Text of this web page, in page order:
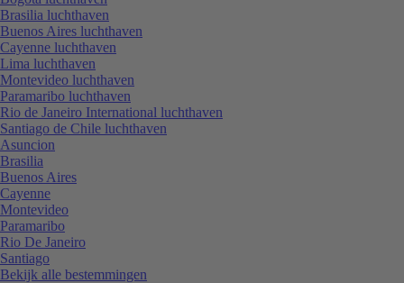
Brasilia luchthaven
Buenos Aires luchthaven
Cayenne luchthaven
Lima luchthaven
Montevideo luchthaven
Paramaribo luchthaven
Rio de Janeiro International luchthaven
Santiago de Chile luchthaven
Asuncion
Brasilia
Buenos Aires
Cayenne
Montevideo
Paramaribo
Rio De Janeiro
Santiago
Bekijk alle bestemmingen